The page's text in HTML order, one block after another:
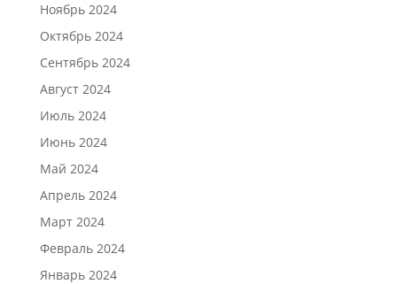
Ноябрь 2024
Октябрь 2024
Сентябрь 2024
Август 2024
Июль 2024
Июнь 2024
Май 2024
Апрель 2024
Март 2024
Февраль 2024
Январь 2024